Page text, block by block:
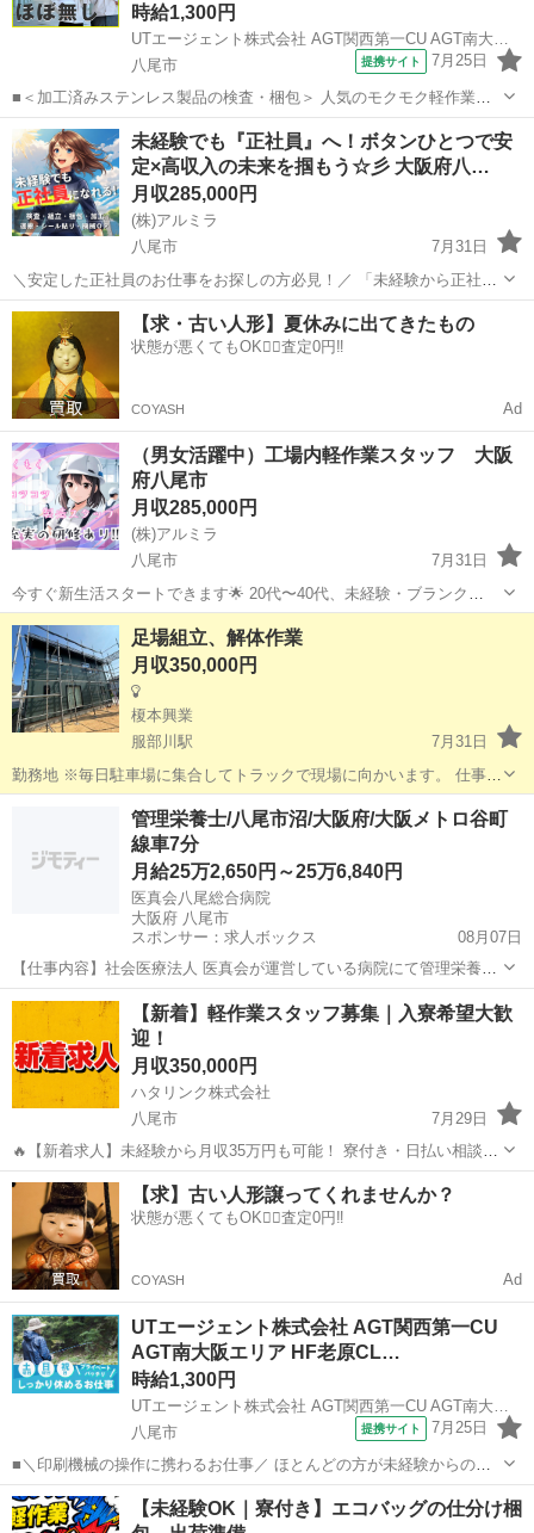
時給1,300円
UTエージェント株式会社 AGT関西第一CU AGT南大阪エリア SI八尾CL 《JQOW1C》
八尾市
提携サイト 7月25日
■＜加工済みステンレス製品の検査・梱包＞ 人気のモクモク軽作業☆
教育環境が整っているので未経験でも大丈夫！ 丁寧な研修と指導で安
心のスタート◎ ＜具体的には…＞ ◆検査 ◆梱包 ◆バリ取り →サンダ
ーなどの工具...
大阪 八尾市 倉庫管理
未経験でも『正社員』へ！ボタンひとつで安
定×高収入の未来を掴もう☆彡 大阪府八…
月収285,000円
(株)アルミラ
八尾市
7月31日
＼安定した正社員のお仕事をお探しの方必見！／ 「未経験から正社員
になれる？」 「すぐに働ける仕事が知りたい！」 「長期安定の職場で
働きたい！」 ⇒ そんなアナタにピッタリの正社員求人をご紹介！ ...
大阪 八尾市 工場 未経験
【求・古い人形】夏休みに出てきたもの
状態が悪くてもOK🙆‍♀️査定0円‼️
COYASH Ad
（男女活躍中）工場内軽作業スタッフ 大阪
府八尾市
月収285,000円
(株)アルミラ
八尾市
7月31日
今すぐ新生活スタートできます🌟 20代〜40代、未経験・ブランク
OK！ 〇●LINEからの応募が可能になりました♪●〇 下記URLよりお友
達登録をお願いします☆ URL: https://lin.ee...
大阪 八尾市 工場 未経験
足場組立、解体作業
月収350,000円
榎本興業
服部川駅
7月31日
勤務地 ※毎日駐車場に集合してトラックで現場に向かいます。 仕事内
容 建設現場での足場の組み立てや解体作業をお任せします。安全で効
率的な作業が求められるやりがいのあるお仕事です。未経験の方で
も、しっかりした研修と先輩スタ...
服部川駅 鳶職 未経験
管理栄養士/八尾市沼/大阪府/大阪メトロ谷町
線車7分
月給25万2,650円～25万6,840円
医真会八尾総合病院
大阪府 八尾市
スポンサー：求人ボックス
08月07日
【仕事内容】社会医療法人 医真会が運営している病院にて管理栄養士
業務全般に従事していただきます。 リフレッシュ休暇もご用意してい
ますので「プライベートも満喫したい」という方にぴったりの求人で
す 駐車場もあるので車通勤もOK!マイカ...
正社員
【新着】軽作業スタッフ募集｜入寮希望大歓
迎！
月収350,000円
ハタリンク株式会社
八尾市
7月29日
🔥【新着求人】未経験から月収35万円も可能！ 寮付き・日払い相談
OK！ 新しいお仕事を探している方を募集しています！ 「すぐ働きた
い」 「住む場所も一緒に探したい」 「未経験からしっかり稼ぎたい」
そ...
大阪 八尾市 工場 未経験
【求】古い人形譲ってくれませんか？
状態が悪くてもOK🙆‍♀️査定0円‼️
COYASH Ad
UTエージェント株式会社 AGT関西第一CU
AGT南大阪エリア HF老原CL…
時給1,300円
UTエージェント株式会社 AGT関西第一CU AGT南大阪エリア HF老原CL 《JARG1-PC》
八尾市
提携サイト 7月25日
■＼印刷機械の操作に携わるお仕事／ ほとんどの方が未経験からのス
タートなので安心♪ こつこつ作業が得意な方にオススメです◎ ＜具体
的には…＞ ◆機械に製品（封筒）をセット ◆製品（封筒）の補給作業
大阪 八尾市 工場
【未経験OK｜寮付き】エコバッグの仕分け梱